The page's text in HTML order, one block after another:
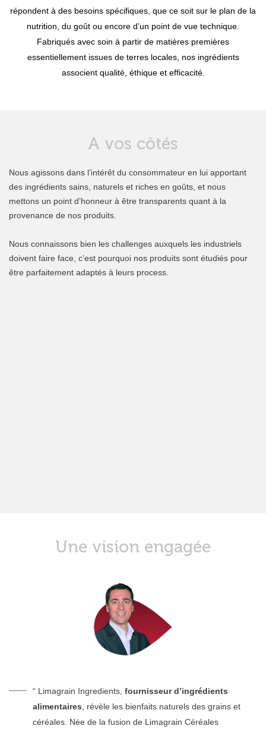
répondent à des besoins spécifiques, que ce soit sur le plan de la
nutrition, du goût ou encore d’un point de vue technique.
Fabriqués avec soin à partir de matières premières
essentiellement issues de terres locales, nos ingrédients
associent qualité, éthique et efficacité.
A vos côtés
Nous agissons dans l’intérêt du consommateur en lui apportant
des ingrédients sains, naturels et riches en goûts, et nous
mettons un point d’honneur à être transparents quant à la
provenance de nos produits.
Nous connaissons bien les challenges auxquels les industriels
doivent faire face, c’est pourquoi nos produits sont étudiés pour
être parfaitement adaptés à leurs process.
Une vision engagée
“ Limagrain Ingredients, fournisseur d’ingrédients
alimentaires, révèle les bienfaits naturels des grains et
céréales. Née de la fusion de Limagrain Céréales